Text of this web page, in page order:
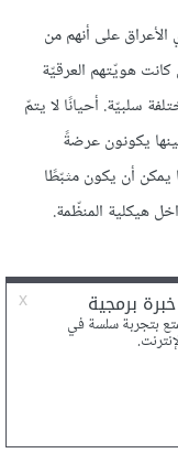
على أنهم من
هويّتهم العرقيّة
سلبيّة. أحيانًا لا يتمّ
يكونون عرضةً
يمكن أن يكون مثبّطًا
هيكلية المنظّمة.
أنهم هنود حمر أو سكّان
الهادي أو من عرق